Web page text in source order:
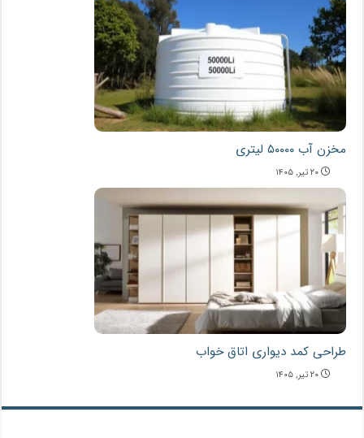
مخزن آب ۵۰۰۰۰ لیتری
۲۰ تیر, ۱۴۰۵
طراحی کمد دیواری اتاق خواب
۲۰ تیر, ۱۴۰۵